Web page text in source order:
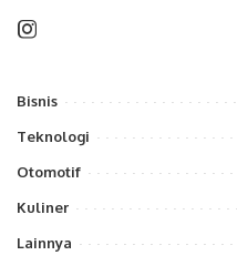
Bisnis
Teknologi
Otomotif
Kuliner
Lainnya